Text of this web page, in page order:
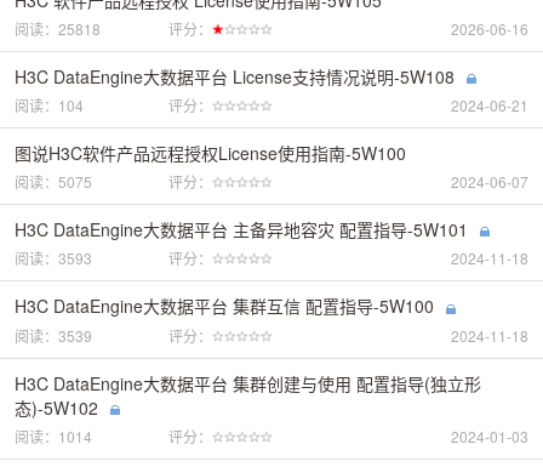
阅读：25818 评分： 2026-06-16
H3C DataEngine大数据平台 License支持情况说明-5W108
阅读：104 评分： 2024-06-21
图说H3C软件产品远程授权License使用指南-5W100
阅读：5075 评分： 2024-06-07
H3C DataEngine大数据平台 主备异地容灾 配置指导-5W101
阅读：3593 评分： 2024-11-18
H3C DataEngine大数据平台 集群互信 配置指导-5W100
阅读：3539 评分： 2024-11-18
H3C DataEngine大数据平台 集群创建与使用 配置指导(独立形
态)-5W102
阅读：1014 评分： 2024-01-03